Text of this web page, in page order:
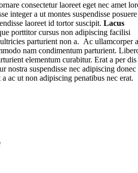
consectetur laoreet eget nec amet
integer a ut montes suspendisse posuere
laoreet id tortor suscipit. Lacus
porttitor cursus non adipiscing facilisi
parturient non a. Ac ullamcorper a
nam condimentum parturient.
elementum curabitur. Erat a per dis
nostra suspendisse nec adipiscing donec
ac ut non adipiscing penatibus nec erat.